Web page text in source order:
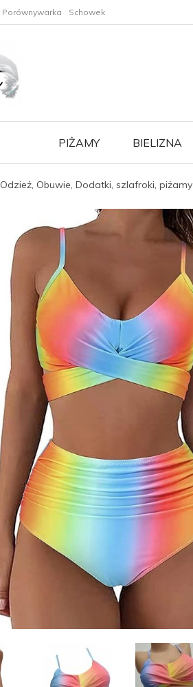
Porównywarka Schowek
PIŻAMY BIELIZNA
Odzież, Obuwie, Dodatki, szlafroki, piżamy